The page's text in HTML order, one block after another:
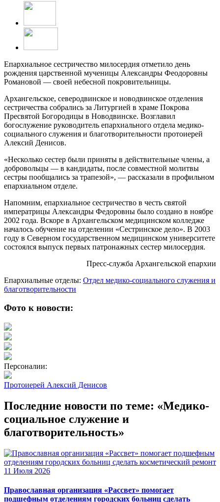
Епархиальное сестричество милосердия отметило день
рождения царственной мученицы Александры Феодоровны
Романовой — своей небесной покровительницы.
Архангельское, северодвинское и новодвинское отделения
сестричества собрались за Литургией в храме Покрова
Пресвятой Богородицы в Новодвинске. Возглавил
богослужение руководитель епархиального отдела медико-
социального служения и благотворительности протоиерей
Алексий Денисов.
«Несколько сестер были приняты в действительные члены, а
добровольцы — в кандидаты, после совместной молитвы
сестры пообщались за трапезой», — рассказали в профильном
епархиальном отделе.
Напомним, епархиальное сестричество в честь святой
императрицы Александры Федоровны было создано в ноябре
2002 года. Вскоре в Архангельском медицинском колледже
началось обучение на отделении «Сестринское дело». В 2003
году в Северном государственном медицинском университете
состоялся выпуск первых патронажных сестер милосердия.
Пресс-служба Архангельской епархии
Епархиальные отделы: Отдел медико-социального служения и
благотворительности
Фото к новости:
Персоналии:
Протоиерей Алексий Денисов
Последние новости по теме: «Медико-
социальное служение и
благотворительность»
11 Июля 2026
Православная организация «Рассвет» помогает
подшефным отделениям городских больниц сделать